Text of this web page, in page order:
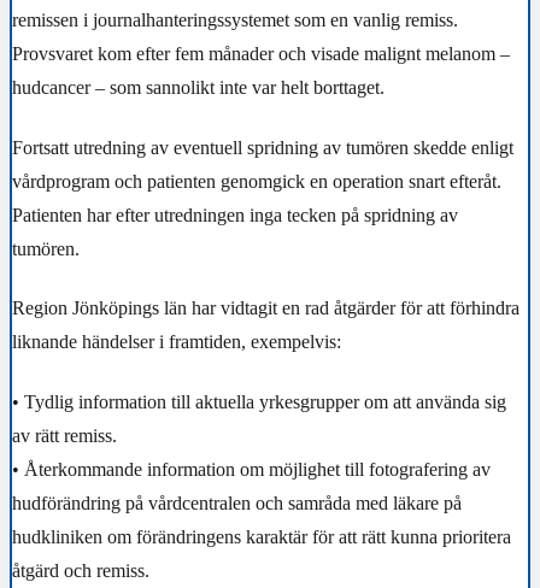
remissen i journalhanteringssystemet som en vanlig remiss.
Provsvaret kom efter fem månader och visade malignt melanom –
hudcancer – som sannolikt inte var helt borttaget.
Fortsatt utredning av eventuell spridning av tumören skedde enligt
vårdprogram och patienten genomgick en operation snart efteråt.
Patienten har efter utredningen inga tecken på spridning av
tumören.
Region Jönköpings län har vidtagit en rad åtgärder för att förhindra
liknande händelser i framtiden, exempelvis:
• Tydlig information till aktuella yrkesgrupper om att använda sig
av rätt remiss.
• Återkommande information om möjlighet till fotografering av
hudförändring på vårdcentralen och samråda med läkare på
hudkliniken om förändringens karaktär för att rätt kunna prioritera
åtgärd och remiss.